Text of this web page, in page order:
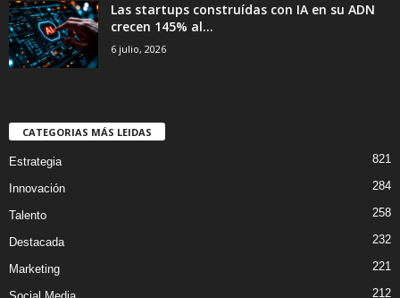
Las startups construídas con IA en su ADN
crecen 145% al...
6 julio, 2026
CATEGORIAS MÁS LEIDAS
Estrategia 821
Innovación 284
Talento 258
Destacada 232
Marketing 221
212